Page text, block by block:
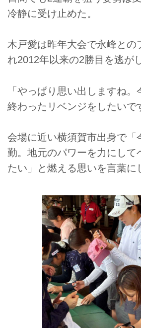
冷静に受け止めた。
木戸愛は昨年大会で永峰との
れ2012年以来の2勝目を逃が
「やっぱり思い出しますね
終わったリベンジをしたいで
会場に近い横須賀市出身で「
勤。地元のパワーを力にして
たい」と燃える思いを言葉に